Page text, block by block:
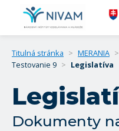
Titulná stránka > MERANIA >
Testovanie 9 > Legislatíva
Dokumenty